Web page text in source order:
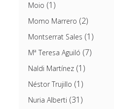
Moio (1)
Momo Marrero (2)
Montserrat Sales (1)
Mª Teresa Aguiló (7)
Naldi Martínez(1)
Néstor Trujillo (1)
Nuria Alberti (31)